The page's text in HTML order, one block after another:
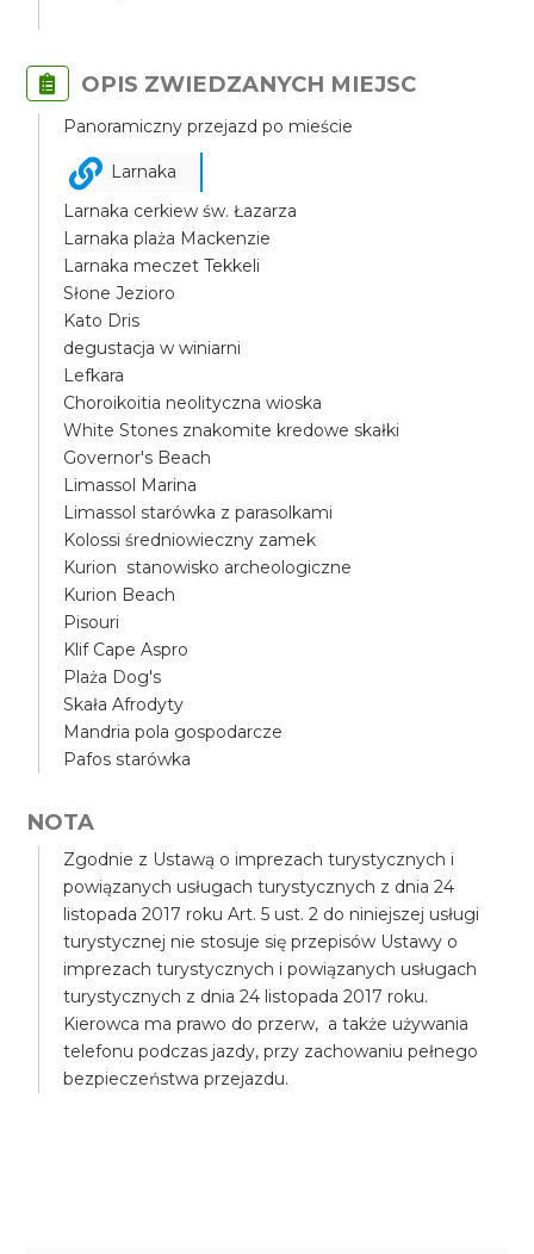
OPIS ZWIEDZANYCH MIEJSC
Panoramiczny przejazd po mieście
Larnaka
Larnaka cerkiew św. Łazarza
Larnaka plaża Mackenzie
Larnaka meczet Tekkeli
Słone Jezioro
Kato Dris
degustacja w winiarni
Lefkara
Choroikoitia neolityczna wioska
White Stones znakomite kredowe skałki
Governor's Beach
Limassol Marina
Limassol starówka z parasolkami
Kolossi średniowieczny zamek
Kurion stanowisko archeologiczne
Kurion Beach
Pisouri
Klif Cape Aspro
Plaża Dog's
Skała Afrodyty
Mandria pola gospodarcze
Pafos starówka
NOTA
Zgodnie z Ustawą o imprezach turystycznych i
powiązanych usługach turystycznych z dnia 24
listopada 2017 roku Art. 5 ust. 2 do niniejszej usługi
turystycznej nie stosuje się przepisów Ustawy o
imprezach turystycznych i powiązanych usługach
turystycznych z dnia 24 listopada 2017 roku.
Kierowca ma prawo do przerw, a także używania
telefonu podczas jazdy, przy zachowaniu pełnego
bezpieczeństwa przejazdu.